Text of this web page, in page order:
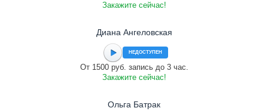
Закажите сейчас!
Диана Ангеловская
НЕДОСТУПЕН
От 1500 руб. запись до 3 час.
Закажите сейчас!
Ольга Батрак